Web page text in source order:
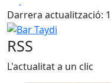
+
−
Darrera actualització:
Bar Taydi
RSS
L'actualitat a un clic